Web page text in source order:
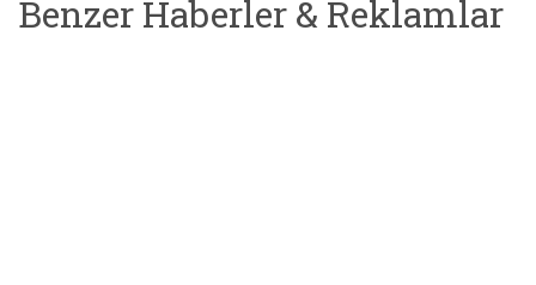
Benzer Haberler & Reklamlar